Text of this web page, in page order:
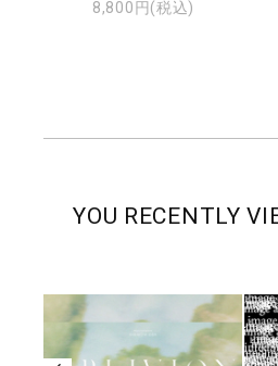
8,800円(税込)
YOU RECENTLY